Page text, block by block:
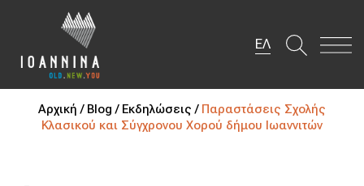
ΕΛ
Αρχική / Blog / Εκδηλώσεις / Παραστάσεις Σχολής
Κλασικού και Σύγχρονου Χορού δήμου Ιωαννιτών